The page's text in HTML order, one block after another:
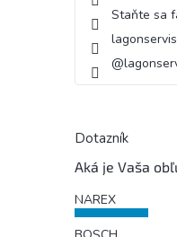
Staňte sa
lagonservis
Dotazník
Aká je Vaša
NAREX